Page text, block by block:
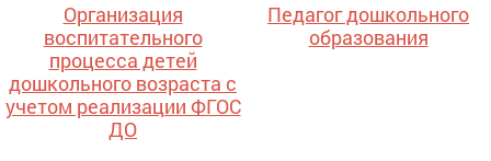
Организация
воспитательного
процесса детей
дошкольного возраста с
учетом реализации ФГОС
ДО
Педагог дошкольного
образования